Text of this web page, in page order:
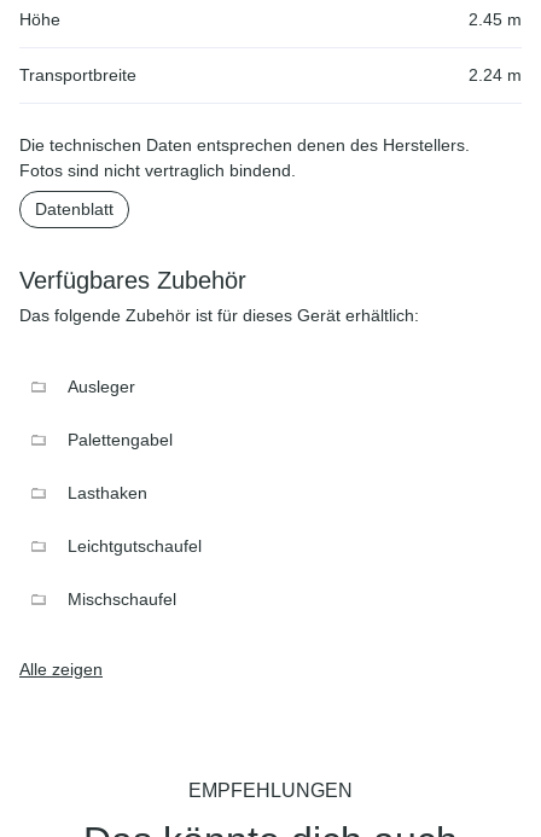
Höhe 2.45 m
Transportbreite 2.24 m
Die technischen Daten entsprechen denen des Herstellers.
Fotos sind nicht vertraglich bindend.
Datenblatt
Verfügbares Zubehör
Das folgende Zubehör ist für dieses Gerät erhältlich:
Ausleger
Palettengabel
Lasthaken
Leichtgutschaufel
Mischschaufel
Alle zeigen
EMPFEHLUNGEN